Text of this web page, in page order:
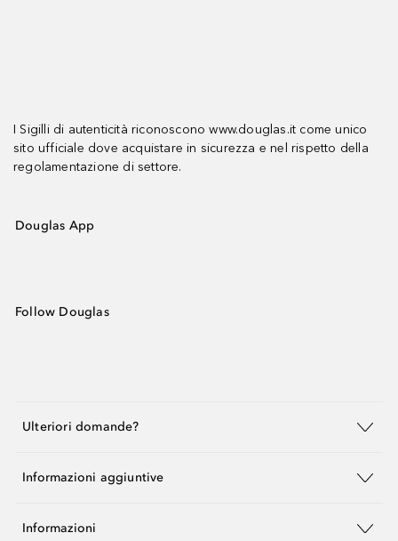
I Sigilli di autenticità riconoscono www.douglas.it come unico
sito ufficiale dove acquistare in sicurezza e nel rispetto della
regolamentazione di settore.
Douglas App
Follow Douglas
Ulteriori domande?
Informazioni aggiuntive
Informazioni